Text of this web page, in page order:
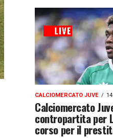
CALCIOMERCATO JUVE
Calciomercato
contropartita per
corso per il